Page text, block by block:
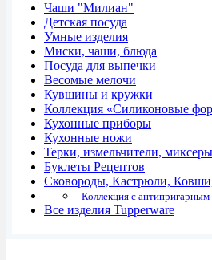
Чаши "Милиан"
Детская посуда
Умные изделия
Миски, чаши, блюда
Посуда для выпечки
Весомые мелочи
Кувшины и кружки
Коллекция «Силиконовые
Кухонные приборы
Кухонные ножи
Терки, измельчители, миксеры
Буклеты Рецептов
Сковороды, Кастрюли,
- Коллекция с
Все изделия Tupperware